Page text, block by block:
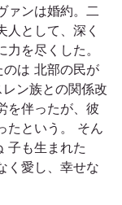
ァンは婚約。二
人として、深く
を尽くした。
は 北部の民が
ン族との関係改
を伴ったが、彼
たという。 そん
子も生まれた
く愛し、幸せな